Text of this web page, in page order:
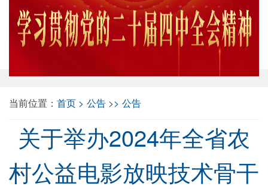
当前位置： 首页 公告 > 公告
关于举办2024年全省农
村公益电影放映技术骨干